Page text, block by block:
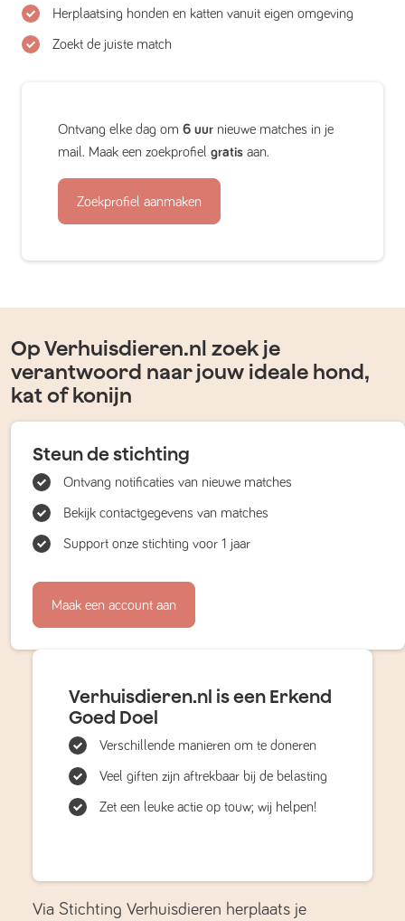
Herplaatsing honden en katten vanuit eigen omgeving
Zoekt de juiste match
Ontvang elke dag om 6 uur nieuwe matches in je
mail. Maak een zoekprofiel gratis aan.
Zoekprofiel aanmaken
Op Verhuisdieren.nl zoek je
verantwoord naar jouw ideale hond,
kat of konijn
Steun de stichting
Ontvang notificaties van nieuwe matches
Bekijk contactgegevens van matches
Support onze stichting voor 1 jaar
Maak een account aan
Verhuisdieren.nl is een Erkend
Goed Doel
Verschillende manieren om te doneren
Veel giften zijn aftrekbaar bij de belasting
Zet een leuke actie op touw; wij helpen!
Via Stichting Verhuisdieren herplaats je